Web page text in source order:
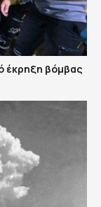
έκρηξη βόμβας